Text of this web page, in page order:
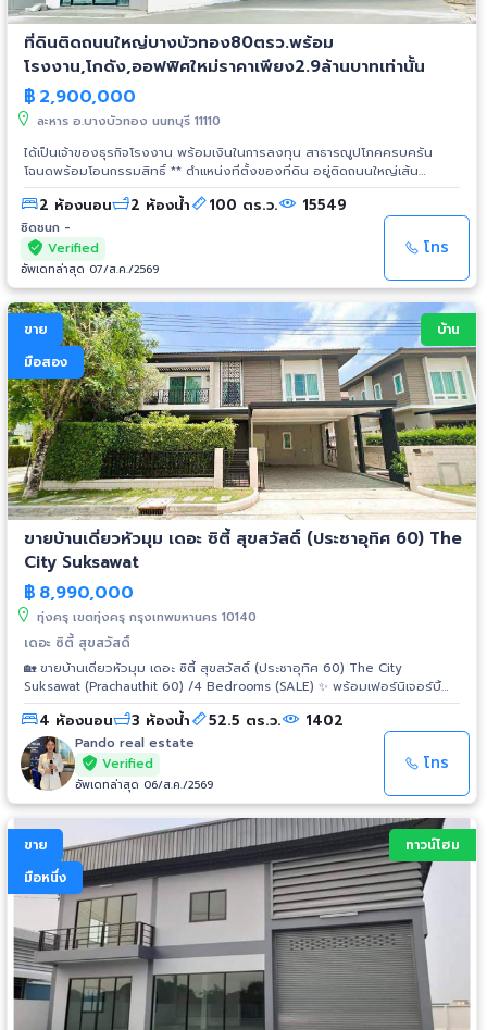
ที่ดินติดถนนใหญ่บางบัวทอง80ตรว.พร้อม
โรงงาน,โกดัง,ออฟฟิศใหม่ราคาเพียง2.9ล้านบาทเท่านั้น
฿ 2,900,000
ละหาร อ.บางบัวทอง นนทบุรี 11110
ได้เป็นเจ้าของธุรกิจโรงงาน พร้อมเงินในการลงทุน สาธารณูปโภคครบครัน
โฉนดพร้อมโอนกรรมสิทธิ์ ** ตำแหน่งที่ตั้งของที่ดิน อยู่ติดถนนใหญ่เส้น
บางบัวทอง-สุพรรณบุรี (340) ห่างจากศูนย์กระจายสินค้า 7 eleven , Lotus,
Top ซึ่งเป็นศูนย์กระจายสินค้าที่ใหญ่ที่สุดในประเทศไทย ประมาณ 2 กิโลเมตร
ระบบขนส่งห่างจากสายวงแหวนตะวันตกและรถไฟฟ้า BTS ประมาณ 5 นาที **ขอ
อย.ได้ **ขอ ร.ง 4 ได้ พร้อมบริการจัดกู้ธนาคาร ** สาธารณูปโภค และสิ่ง
อำนวยความสะดวก 1.ถมดินสูงกว่าถนนสาธารณะประโยชน์ ปลอดภัยจากน้ำท่วม
2.ถนนคอนกรีตกว้าง 12เมตร 3.ท่อระบายน้ำขนาด 1 เมตร 4.ไฟฟ้านครหลวง 4
สายแรงสูง พร้อมด้วยประปานครหลวง 5.โทรศัพท์ Internet แรงสูง ** ขนาด
ที่ดิน โรงงาน -ขนาดที่ดินมีตั้งแต่ 100 – 200 ตรว. หรือ 1-5 ไร่ ขนาดที่ดินตาม
ความต้องการของลูกค้าในทุกกรณีไป -รูปแบบโรงงาน ขนาด 100 – 2,000
ตารางเมตร เรามีแบบโรงงานให้เลือกกว่า 30 แบบ เพื่อตอบสนองตามต้องการ
ของลูกค้าทุกท่าน ในราคาพิเศษสุดๆ ** จองด่วนวันนี้ พร้อมรับสิทธิพิเศษ ฟรี
ฟรี... ค่าเขียนแบบ พร้อมทั้งมีสถาปนิกและวิศวกร ( ผู้ชำนาญงานคอยให้คำแนะนำ
) ฟรี... ค่าขอใบอนุญาตในการก่อสร้าง ฟรี... ค่าธรรมเนียมในการโอน ฟรี... รถชม
โครงการ **สนใจชมโครงการ ติดต่อ คุณ โบ โทรศัพท์ : 091-115-1105 ไอดีไลน์ :
pintongland2015 อีเมล์ :pintongland@hotmail.comเว็บไซต์ :
http://www.pintongfactory.com Facebook :
https://www.facebook.com/profile.php?id=100015795946947
2 ห้องนอน 2 ห้องน้ำ 100 ตร.ว. 15549
ชิดชนก -
Verified
อัพเดทล่าสุด 07/ส.ค./2569
โทร
ขาย
มือสอง
บ้าน
ขายบ้านเดี่ยวหัวมุม เดอะ ซิตี้ สุขสวัสดิ์ (ประชาอุทิศ 60) The
City Suksawat
฿ 8,990,000
ทุ่งครุ เขตทุ่งครุ กรุงเทพมหานคร 10140
เดอะ ซิตี้ สุขสวัสดิ์
🏡 ขายบ้านเดี่ยวหัวมุม เดอะ ซิตี้ สุขสวัสดิ์ (ประชาอุทิศ 60) The City
Suksawat (Prachauthit 60) /4 Bedrooms (SALE) ✨ พร้อมเฟอร์นิเจอร์บิ้
วอิน + แอร์ 5 เครื่อง ✨ ราคาขาย 8.99 ล้านบาท (ต่อรองได้) 📲 ทักไลน์นัดชม
บ้าน ด่วน!! >> https://lin.ee/Y48zT34 รายละเอียดบ้าน • บ้านเดี่ยว 2 ชั้น
แบบ Esther • เนื้อที่ 52.5 ตร.ว. | พื้นที่ใช้สอย 210 ตร.ม. • 4 ห้องนอน | 3
ห้องน้ำ • 2 ที่จอดรถ • หันหน้าทิศใต้ • แปลงหัวมุม ใกล้สวนหลังโครงการ ของ
แถม / การตกแต่ง • เฟอร์นิเจอร์บิ้วอินครบ: ตู้ โต๊ะ เตียง ชุดทีวี • Walk-in
Closet ห้อง Master • ครัวไทยต่อเติมเรียบร้อย • แอร์รวม 5 เครื่อง สิ่ง
อำนวยความสะดวกโครงการ • คลับเฮ้าส์ / ฟิตเนส / สระว่ายน้ำ • สวนสาธารณะ
ส่วนกลาง • ระบบ Key Card Access • รปภ. 24 ชม. พร้อมกล้องวงจรปิด
_____________________________ Location : เดอะ ซิตี้ สุขสวัสดิ์
(ประชาอุทิศ 60) https://maps.app.goo.gl/ANUYXUbq4PCRcrrm9
_____________________________ 📞 สนใจนัดดูบ้าน / สอบถามเพิ่มเติม
☎️ 095-874-2564 (แอดมิน) 📲 Add LINE : https://lin.ee/Y48zT34
_____________________________ 🏡 出售转角独栋别墅 The City
Suksawat (Prachauthit 60) ✨ 含全屋定制家具 + 5台空调 ✨ 售价：8.99百万
泰铢 📲 立即加 Line 预约看房！！ 👉 https://lin.ee/Y48zT34 房屋详情 • 2层
独栋别墅（Esther 户型） • 土地面积 52.5 坪 | 使用面积 210 平方米 • 4 卧室 |
3 卫浴 • 2 个车位 • 朝南 • 转角地块，靠近项目内花园 赠送 / 装修 • 全屋定制家
具：衣柜、桌子、床、电视柜 • 主卧 Walk-in Closet
4 ห้องนอน 3 ห้องน้ำ 52.5 ตร.ว. 1402
Pando real estate
Verified
อัพเดทล่าสุด 06/ส.ค./2569
โทร
ขาย
มือหนึ่ง
ทาวน์โฮม